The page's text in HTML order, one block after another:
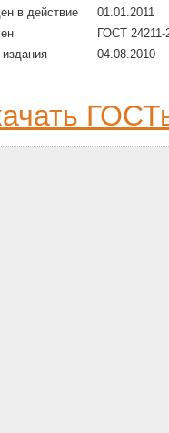
в действие
01.01.2011
ГОСТ 24211-
04.08.2010